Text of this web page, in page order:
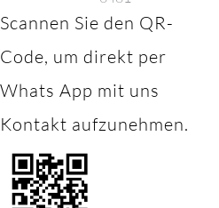
Scannen Sie den QR-
Code, um direkt per
Whats App mit uns
Kontakt aufzunehmen.